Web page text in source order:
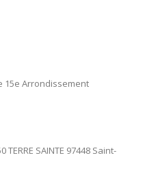
15e Arrondissement
TERRE SAINTE 97448 Saint-